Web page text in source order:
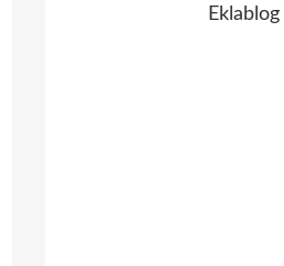
Eklablog